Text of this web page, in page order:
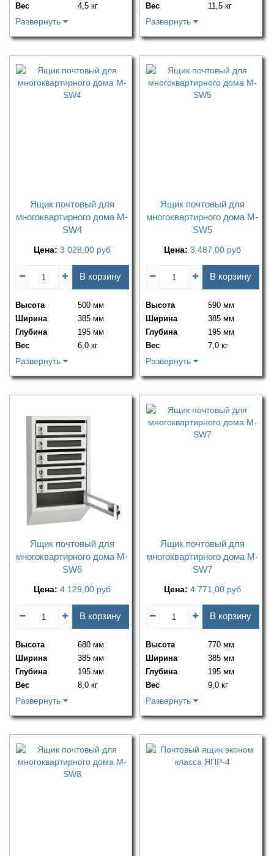
Вес 4,5 кг
Развернуть
Вес 11,5 кг
Развернуть
Ящик почтовый для
многоквартирного дома M-
SW4
Цена: 3 028,00 руб
В корзину
Высота
500 мм
Ширина
385 мм
Глубина
195 мм
Вес
6,0 кг
Развернуть
Ящик почтовый для
многоквартирного дома M-
SW5
Цена: 3 487,00 руб
В корзину
Высота
590 мм
Ширина
385 мм
Глубина
195 мм
Вес
7,0 кг
Развернуть
Ящик почтовый для
многоквартирного дома M-
SW6
Цена: 4 129,00 руб
В корзину
Высота
680 мм
Ширина
385 мм
Глубина
195 мм
Вес
8,0 кг
Развернуть
Ящик почтовый для
многоквартирного дома M-
SW7
Цена: 4 771,00 руб
В корзину
Высота
770 мм
Ширина
385 мм
Глубина
195 мм
Вес
9,0 кг
Развернуть